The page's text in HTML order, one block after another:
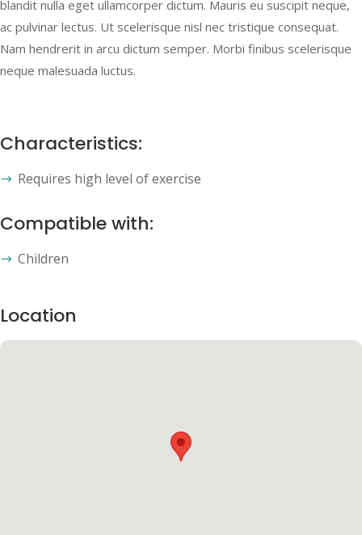
blandit nulla eget ullamcorper dictum. Mauris eu suscipit neque,
ac pulvinar lectus. Ut scelerisque nisl nec tristique consequat.
Nam hendrerit in arcu dictum semper. Morbi finibus scelerisque
neque malesuada luctus.
Characteristics:
Requires high level of exercise
Compatible with:
Children
Location